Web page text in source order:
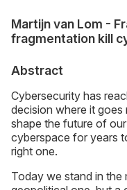
Martijn van Lom -
fragmentation kill
Abstract
Cybersecurity has
decision where it
shape the future of
cyberspace for years
right one.
Today we stand in the